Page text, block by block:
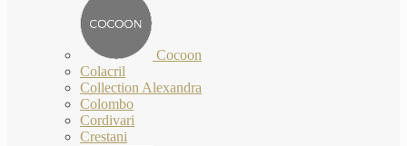
Cocoon
Colacril
Collection Alexandra
Colombo
Cordivari
Crestani